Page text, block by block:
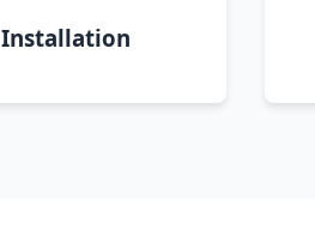
Installation